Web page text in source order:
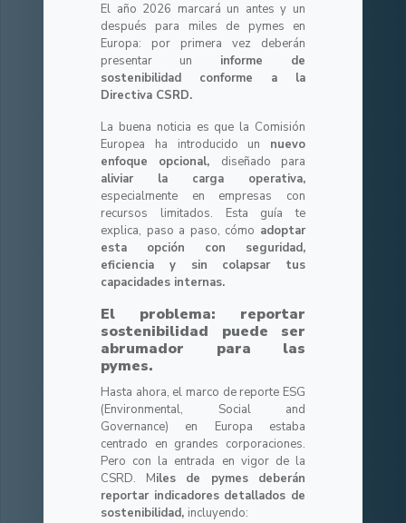
El año 2026 marcará un antes y un
después para miles de pymes en
Europa: por primera vez deberán
presentar un informe de
sostenibilidad conforme a la
Directiva CSRD.
La buena noticia es que la Comisión
Europea ha introducido un nuevo
enfoque opcional, diseñado para
aliviar la carga operativa,
especialmente en empresas con
recursos limitados. Esta guía te
explica, paso a paso, cómo adoptar
esta opción con seguridad,
eficiencia y sin colapsar tus
capacidades internas.
El problema: reportar
sostenibilidad puede ser
abrumador para las
pymes.
Hasta ahora, el marco de reporte ESG
(Environmental, Social and
Governance) en Europa estaba
centrado en grandes corporaciones.
Pero con la entrada en vigor de la
CSRD. Miles de pymes deberán
reportar indicadores detallados de
sostenibilidad, incluyendo: